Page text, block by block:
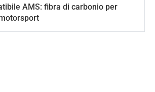
AMS: fibra di carbonio per